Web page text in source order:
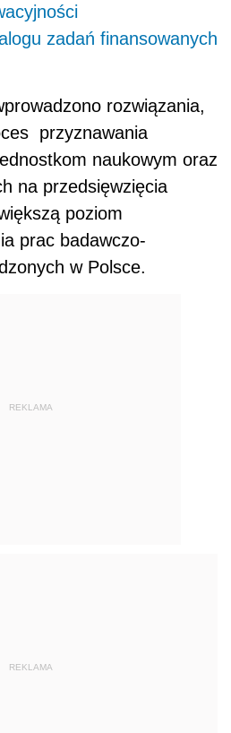
zadań finansowanych
rozwiązania,
przyznawania
naukowym oraz
na przedsięwzięcia
poziom
prac badawczo-
w Polsce.
REKLAMA
REKLAMA